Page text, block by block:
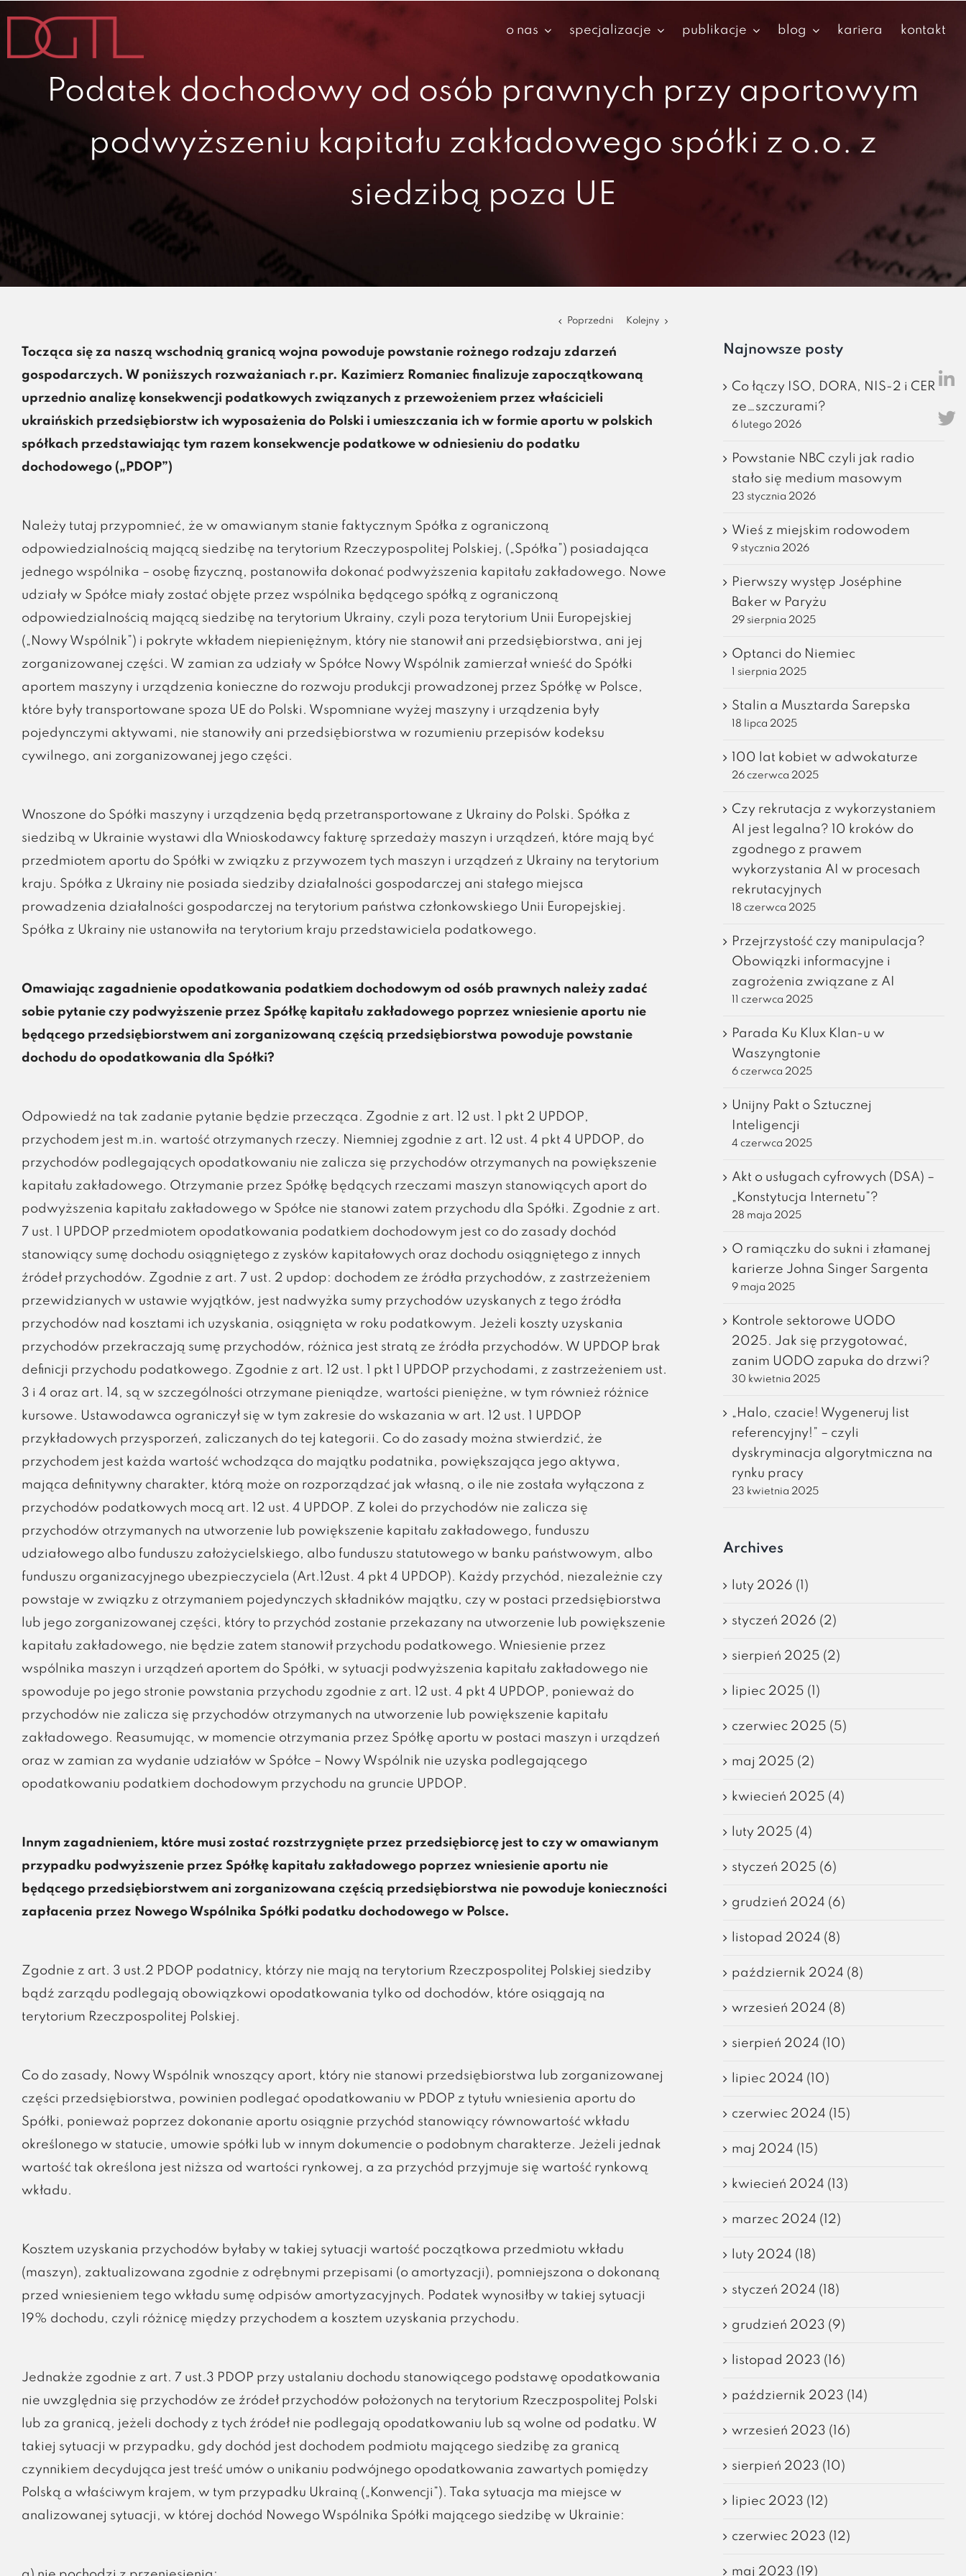
zawartości
o nas specjalizacje publikacje blog kariera kontakt
Podatek dochodowy od osób prawnych przy aportowym
podwyższeniu kapitału zakładowego spółki z o.o. z
siedzibą poza UE
Poprzedni Kolejny
Tocząca się za naszą wschodnią granicą wojna powoduje powstanie rożnego rodzaju zdarzeń
gospodarczych. W poniższych rozważaniach r.pr. Kazimierz Romaniec finalizuje zapoczątkowaną
uprzednio analizę konsekwencji podatkowych związanych z przewożeniem przez właścicieli
ukraińskich przedsiębiorstw ich wyposażenia do Polski i umieszczania ich w formie aportu w polskich
spółkach przedstawiając tym razem konsekwencje podatkowe w odniesieniu do podatku
dochodowego („PDOP”)
Należy tutaj przypomnieć, że w omawianym stanie faktycznym Spółka z ograniczoną
odpowiedzialnością mającą siedzibę na terytorium Rzeczypospolitej Polskiej, („Spółka”) posiadająca
jednego wspólnika – osobę fizyczną, postanowiła dokonać podwyższenia kapitału zakładowego. Nowe
udziały w Spółce miały zostać objęte przez wspólnika będącego spółką z ograniczoną
odpowiedzialnością mającą siedzibę na terytorium Ukrainy, czyli poza terytorium Unii Europejskiej
(„Nowy Wspólnik”) i pokryte wkładem niepieniężnym, który nie stanowił ani przedsiębiorstwa, ani jej
zorganizowanej części. W zamian za udziały w Spółce Nowy Wspólnik zamierzał wnieść do Spółki
aportem maszyny i urządzenia konieczne do rozwoju produkcji prowadzonej przez Spółkę w Polsce,
które były transportowane spoza UE do Polski. Wspomniane wyżej maszyny i urządzenia były
pojedynczymi aktywami, nie stanowiły ani przedsiębiorstwa w rozumieniu przepisów kodeksu
cywilnego, ani zorganizowanej jego części.
Wnoszone do Spółki maszyny i urządzenia będą przetransportowane z Ukrainy do Polski. Spółka z
siedzibą w Ukrainie wystawi dla Wnioskodawcy fakturę sprzedaży maszyn i urządzeń, które mają być
przedmiotem aportu do Spółki w związku z przywozem tych maszyn i urządzeń z Ukrainy na terytorium
kraju. Spółka z Ukrainy nie posiada siedziby działalności gospodarczej ani stałego miejsca
prowadzenia działalności gospodarczej na terytorium państwa członkowskiego Unii Europejskiej.
Spółka z Ukrainy nie ustanowiła na terytorium kraju przedstawiciela podatkowego.
Omawiając zagadnienie opodatkowania podatkiem dochodowym od osób prawnych należy zadać
sobie pytanie czy podwyższenie przez Spółkę kapitału zakładowego poprzez wniesienie aportu nie
będącego przedsiębiorstwem ani zorganizowaną częścią przedsiębiorstwa powoduje powstanie
dochodu do opodatkowania dla Spółki?
Odpowiedź na tak zadanie pytanie będzie przecząca. Zgodnie z art. 12 ust. 1 pkt 2 UPDOP,
przychodem jest m.in. wartość otrzymanych rzeczy. Niemniej zgodnie z art. 12 ust. 4 pkt 4 UPDOP, do
przychodów podlegających opodatkowaniu nie zalicza się przychodów otrzymanych na powiększenie
kapitału zakładowego. Otrzymanie przez Spółkę będących rzeczami maszyn stanowiących aport do
podwyższenia kapitału zakładowego w Spółce nie stanowi zatem przychodu dla Spółki. Zgodnie z art.
7 ust. 1 UPDOP przedmiotem opodatkowania podatkiem dochodowym jest co do zasady dochód
stanowiący sumę dochodu osiągniętego z zysków kapitałowych oraz dochodu osiągniętego z innych
źródeł przychodów. Zgodnie z art. 7 ust. 2 updop: dochodem ze źródła przychodów, z zastrzeżeniem
przewidzianych w ustawie wyjątków, jest nadwyżka sumy przychodów uzyskanych z tego źródła
przychodów nad kosztami ich uzyskania, osiągnięta w roku podatkowym. Jeżeli koszty uzyskania
przychodów przekraczają sumę przychodów, różnica jest stratą ze źródła przychodów. W UPDOP brak
definicji przychodu podatkowego. Zgodnie z art. 12 ust. 1 pkt 1 UPDOP przychodami, z zastrzeżeniem ust.
3 i 4 oraz art. 14, są w szczególności otrzymane pieniądze, wartości pieniężne, w tym również różnice
kursowe. Ustawodawca ograniczył się w tym zakresie do wskazania w art. 12 ust. 1 UPDOP
przykładowych przysporzeń, zaliczanych do tej kategorii. Co do zasady można stwierdzić, że
przychodem jest każda wartość wchodząca do majątku podatnika, powiększająca jego aktywa,
mająca definitywny charakter, którą może on rozporządzać jak własną, o ile nie została wyłączona z
przychodów podatkowych mocą art. 12 ust. 4 UPDOP. Z kolei do przychodów nie zalicza się
przychodów otrzymanych na utworzenie lub powiększenie kapitału zakładowego, funduszu
udziałowego albo funduszu założycielskiego, albo funduszu statutowego w banku państwowym, albo
funduszu organizacyjnego ubezpieczyciela (Art.12ust. 4 pkt 4 UPDOP). Każdy przychód, niezależnie czy
powstaje w związku z otrzymaniem pojedynczych składników majątku, czy w postaci przedsiębiorstwa
lub jego zorganizowanej części, który to przychód zostanie przekazany na utworzenie lub powiększenie
kapitału zakładowego, nie będzie zatem stanowił przychodu podatkowego. Wniesienie przez
wspólnika maszyn i urządzeń aportem do Spółki, w sytuacji podwyższenia kapitału zakładowego nie
spowoduje po jego stronie powstania przychodu zgodnie z art. 12 ust. 4 pkt 4 UPDOP, ponieważ do
przychodów nie zalicza się przychodów otrzymanych na utworzenie lub powiększenie kapitału
zakładowego. Reasumując, w momencie otrzymania przez Spółkę aportu w postaci maszyn i urządzeń
oraz w zamian za wydanie udziałów w Spółce – Nowy Wspólnik nie uzyska podlegającego
opodatkowaniu podatkiem dochodowym przychodu na gruncie UPDOP.
Innym zagadnieniem, które musi zostać rozstrzygnięte przez przedsiębiorcę jest to czy w omawianym
przypadku podwyższenie przez Spółkę kapitału zakładowego poprzez wniesienie aportu nie
będącego przedsiębiorstwem ani zorganizowana częścią przedsiębiorstwa nie powoduje konieczności
zapłacenia przez Nowego Wspólnika Spółki podatku dochodowego w Polsce.
Zgodnie z art. 3 ust.2 PDOP podatnicy, którzy nie mają na terytorium Rzeczpospolitej Polskiej siedziby
bądź zarządu podlegają obowiązkowi opodatkowania tylko od dochodów, które osiągają na
terytorium Rzeczpospolitej Polskiej.
Co do zasady, Nowy Wspólnik wnoszący aport, który nie stanowi przedsiębiorstwa lub zorganizowanej
części przedsiębiorstwa, powinien podlegać opodatkowaniu w PDOP z tytułu wniesienia aportu do
Spółki, ponieważ poprzez dokonanie aportu osiągnie przychód stanowiący równowartość wkładu
określonego w statucie, umowie spółki lub w innym dokumencie o podobnym charakterze. Jeżeli jednak
wartość tak określona jest niższa od wartości rynkowej, a za przychód przyjmuje się wartość rynkową
wkładu.
Kosztem uzyskania przychodów byłaby w takiej sytuacji wartość początkowa przedmiotu wkładu
(maszyn), zaktualizowana zgodnie z odrębnymi przepisami (o amortyzacji), pomniejszona o dokonaną
przed wniesieniem tego wkładu sumę odpisów amortyzacyjnych. Podatek wynosiłby w takiej sytuacji
19% dochodu, czyli różnicę między przychodem a kosztem uzyskania przychodu.
Jednakże zgodnie z art. 7 ust.3 PDOP przy ustalaniu dochodu stanowiącego podstawę opodatkowania
nie uwzględnia się przychodów ze źródeł przychodów położonych na terytorium Rzeczpospolitej Polski
lub za granicą, jeżeli dochody z tych źródeł nie podlegają opodatkowaniu lub są wolne od podatku. W
takiej sytuacji w przypadku, gdy dochód jest dochodem podmiotu mającego siedzibę za granicą
czynnikiem decydująca jest treść umów o unikaniu podwójnego opodatkowania zawartych pomiędzy
Polską a właściwym krajem, w tym przypadku Ukrainą („Konwencji”). Taka sytuacja ma miejsce w
analizowanej sytuacji, w której dochód Nowego Wspólnika Spółki mającego siedzibę w Ukrainie:
Najnowsze posty
Co łączy ISO, DORA, NIS-2 i CER
ze…szczurami?
6 lutego 2026
Powstanie NBC czyli jak radio
stało się medium masowym
23 stycznia 2026
Wieś z miejskim rodowodem
9 stycznia 2026
Pierwszy występ Joséphine
Baker w Paryżu
29 sierpnia 2025
Optanci do Niemiec
1 sierpnia 2025
Stalin a Musztarda Sarepska
18 lipca 2025
100 lat kobiet w adwokaturze
26 czerwca 2025
Czy rekrutacja z wykorzystaniem
AI jest legalna? 10 kroków do
zgodnego z prawem
wykorzystania AI w procesach
rekrutacyjnych
18 czerwca 2025
Przejrzystość czy manipulacja?
Obowiązki informacyjne i
zagrożenia związane z AI
11 czerwca 2025
Parada Ku Klux Klan-u w
Waszyngtonie
6 czerwca 2025
Unijny Pakt o Sztucznej
Inteligencji
4 czerwca 2025
Akt o usługach cyfrowych (DSA) –
„Konstytucja Internetu”?
28 maja 2025
O ramiączku do sukni i złamanej
karierze Johna Singer Sargenta
9 maja 2025
Kontrole sektorowe UODO
2025. Jak się przygotować,
zanim UODO zapuka do drzwi?
30 kwietnia 2025
„Halo, czacie! Wygeneruj list
referencyjny!” – czyli
dyskryminacja algorytmiczna na
rynku pracy
23 kwietnia 2025
Archives
luty 2026 (1)
styczeń 2026 (2)
sierpień 2025 (2)
lipiec 2025 (1)
czerwiec 2025 (5)
maj 2025 (2)
kwiecień 2025 (4)
luty 2025 (4)
styczeń 2025 (6)
grudzień 2024 (6)
listopad 2024 (8)
październik 2024 (8)
wrzesień 2024 (8)
sierpień 2024 (10)
lipiec 2024 (10)
czerwiec 2024 (15)
maj 2024 (15)
kwiecień 2024 (13)
marzec 2024 (12)
luty 2024 (18)
styczeń 2024 (18)
grudzień 2023 (9)
listopad 2023 (16)
październik 2023 (14)
wrzesień 2023 (16)
sierpień 2023 (10)
lipiec 2023 (12)
czerwiec 2023 (12)
maj 2023 (19)